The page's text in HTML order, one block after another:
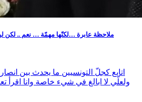
ملاحظة عابرة …لكنّها مهمّة … نعم .. لكن
اتابع كجلّ التونسيين ما يحدث بين
ولعلّي لا ابالغ في شيء خاصة وانا اقرأ